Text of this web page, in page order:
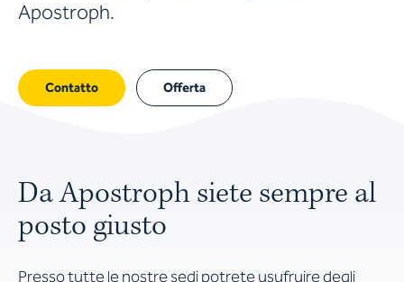
Apostroph.
Contatto Offerta
Da Apostroph siete sempre al
posto giusto
Presso tutte le nostre sedi potrete usufruire degli